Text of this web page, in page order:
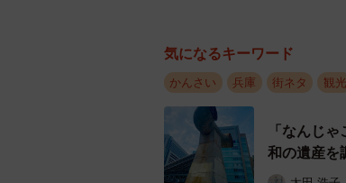
気になるキーワード
かんさい 兵庫 街ネタ 観光
「なんじ
和の遺産を